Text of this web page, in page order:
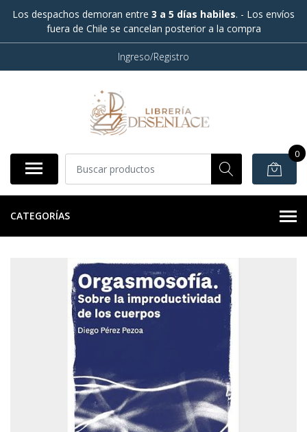
Los despachos demoran entre 3 a 5 días habiles. - Los envíos
fuera de Chile se cancelan posterior a la compra
Ingreso/Registro
0
CATEGORÍAS